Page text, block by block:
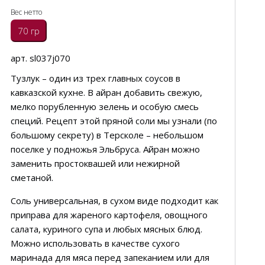
Вес нетто
70 гр
арт. sl037j070
Тузлук – один из трех главных соусов в
кавказской кухне. В айран добавить свежую,
мелко порубленную зелень и особую смесь
специй. Рецепт этой пряной соли мы узнали (по
большому секрету) в Терсколе – небольшом
поселке у подножья Эльбруса. Айран можно
заменить простоквашей или нежирной
сметаной.
Соль универсальная, в сухом виде подходит как
приправа для жареного картофеля, овощного
салата, куриного супа и любых мясных блюд.
Можно использовать в качестве сухого
маринада для мяса перед запеканием или для